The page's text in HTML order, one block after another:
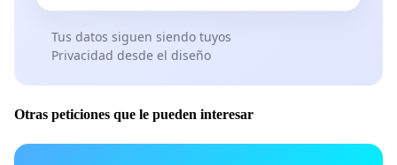
Tus datos siguen siendo tuyos
Privacidad desde el diseño
Otras peticiones que le pueden interesar